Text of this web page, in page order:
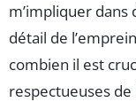
m’impliquer dans
détail de
combien il est
respectueuses de